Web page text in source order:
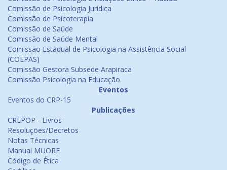
Comissão de Psicologia Jurídica
Comissão de Psicoterapia
Comissão de Saúde
Comissão de Saúde Mental
Comissão Estadual de Psicologia na Assistência Social
(COEPAS)
Comissão Gestora Subsede Arapiraca
Comissão Psicologia na Educação
Eventos
Eventos do CRP-15
Publicações
CREPOP - Livros
Resoluções/Decretos
Notas Técnicas
Manual MUORF
Código de Ética